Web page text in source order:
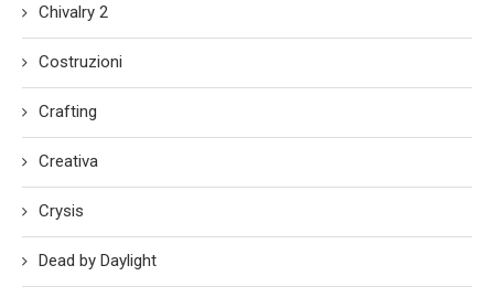
Chivalry 2
Costruzioni
Crafting
Creativa
Crysis
Dead by Daylight